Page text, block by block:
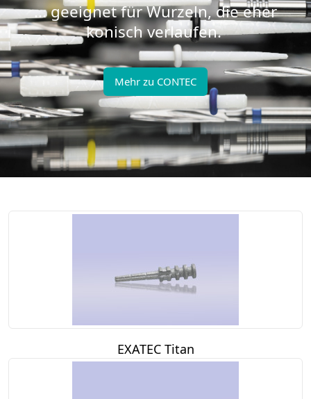
... geeignet für Wurzeln, die eher
konisch verlaufen.
Mehr zu CONTEC
EXATEC Titan